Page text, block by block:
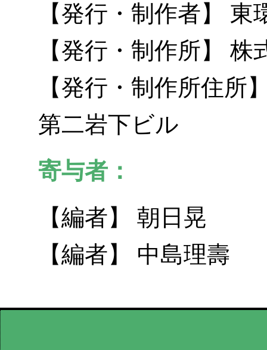
【発行・制作者】 東
【発行・制作所】 株
【発行・制作所住所
第二岩下ビル
寄与者：
【編者】 朝日晃
【編者】 中島理壽